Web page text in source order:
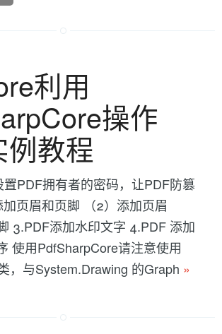
利用
操作
例教程
置PDF拥有者的密码，让PDF防篡
页眉和页脚 （2）添加页眉
3.PDF添加水印文字 4.PDF 添加
使用PdfSharpCore请注意使用
，与System.Drawing 的Graph »